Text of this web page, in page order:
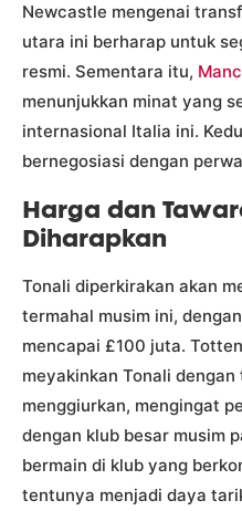
Newcastle mengenai
utara ini berharap untuk
resmi. Sementara itu,
menunjukkan minat yang
internasional Italia ini.
bernegosiasi dengan
Harga dan
Diharapkan
Tonali diperkirakan akan
termahal musim ini,
mencapai £100 juta.
meyakinkan Tonali
menggiurkan, mengingat
dengan klub besar musim
bermain di klub yang
tentunya menjadi daya